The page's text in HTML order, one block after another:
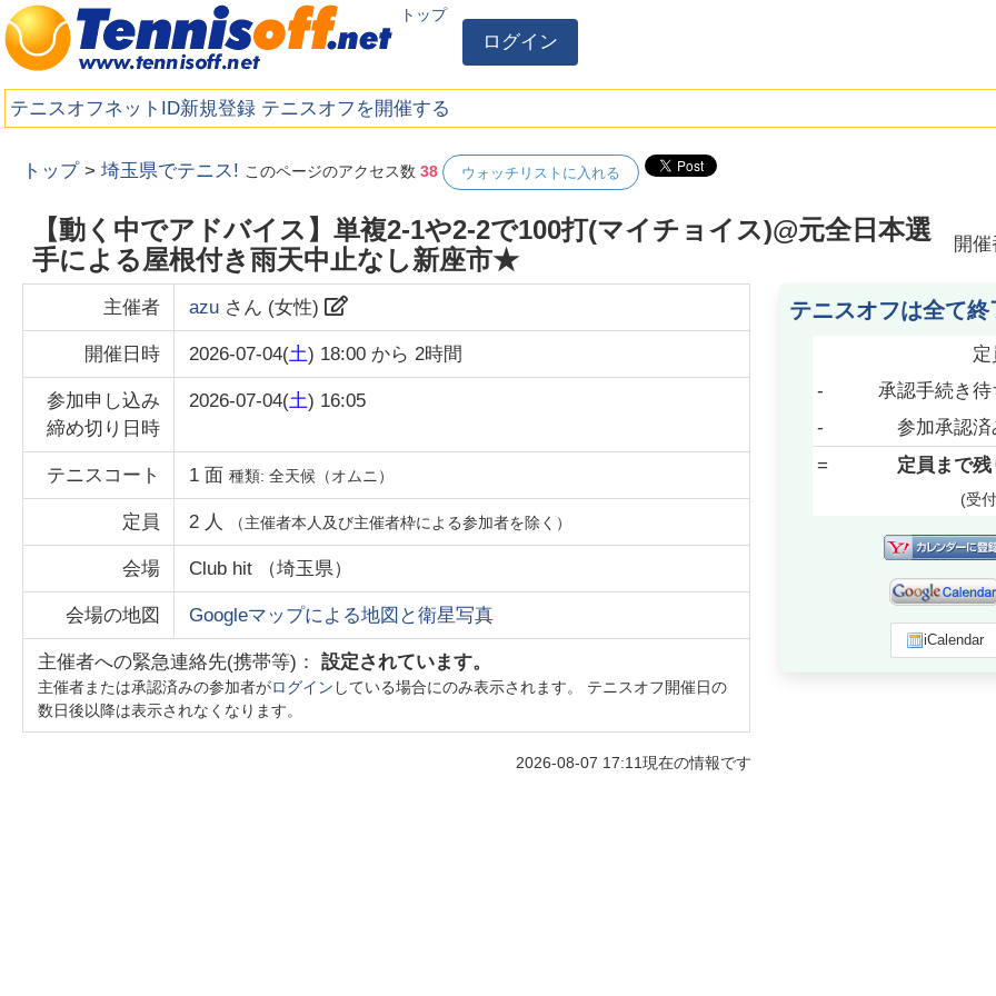
トップ
ログイン
テニスオフネットID新規登録 テニスオフを開催する
トップ >埼玉県でテニス! このページのアクセス数38 ウォッチリストに入れる
【動く中でアドバイス】単複2-1や2-2で100打(マイチョイス)@元全日本選
手による屋根付き雨天中止なし新座市★
開
主催者 azu さん (女性)
開催日時 2026-07-04(土) 18:00 から2時間
参加申し込み
締め切り日時
2026-07-04(土) 16:05
テニスコート 1 面種類:全天候（オムニ）
定員 2 人 （主催者本人及び主催者枠による参加者を除く）
会場 Club hit （埼玉県）
会場の地図 Googleマップによる地図と衛星写真
主催者への緊急連絡先(携帯等)：設定されています。
主催者または承認済みの参加者がログイン している場合にのみ表示されます。 テニスオフ開催日の
数日後以降は表示されなくなります。
2026-08-07 17:11現在の情報です
テニスオフは全て終
定
-
承認手続き待
-
参加承認済
=
定員まで残
(受
iCalendar